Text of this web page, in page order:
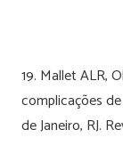
19. Mallet ALR,
complicações
de Janeiro, RJ.